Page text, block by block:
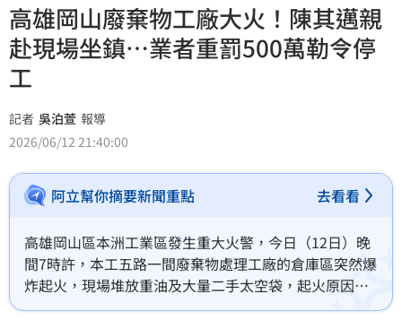
高雄岡山廢棄物工廠大火！陳其邁親
赴現場坐鎮…業者重罰500萬勒令停
工
記者 吳泊萱 報導
2026/06/12 21:40:00
阿立幫你摘要新聞重點 去看看
高雄岡山區本洲工業區發生重大火警，今日（12日）晚
間7時許，本工五路一間廢棄物處理工廠的倉庫區突然爆
炸起火，現場堆放重油及大量二手太空袋，起火原因疑
似是業者管理不當引發燃燒。稍早前，高雄市長陳其邁